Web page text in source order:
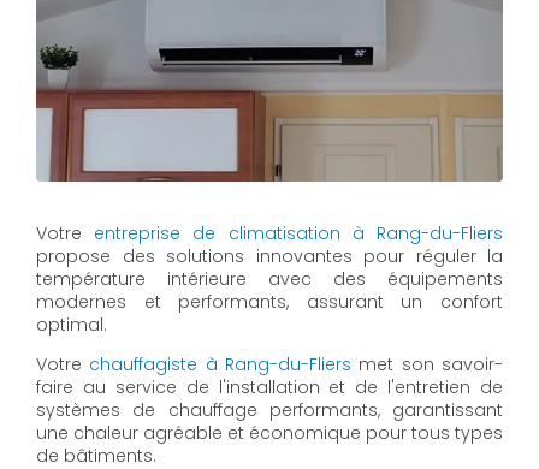
Votre entreprise de climatisation à Rang-du-Fliers
propose des solutions innovantes pour réguler la
température intérieure avec des équipements
modernes et performants, assurant un confort
optimal.
Votre chauffagiste à Rang-du-Fliers met son savoir-
faire au service de l'installation et de l'entretien de
systèmes de chauffage performants, garantissant
une chaleur agréable et économique pour tous types
de bâtiments.